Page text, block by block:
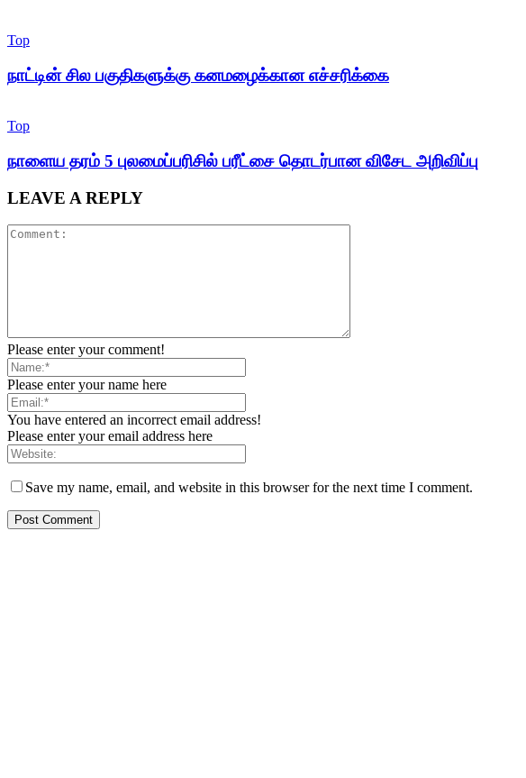
Top
நாட்டின் சில பகுதிகளுக்கு கனமழைக்கான எச்சரிக்கை
Top
நாளைய தரம் 5 புலமைப்பரிசில் பரீட்சை தொடர்பான விசேட அறிவிப்பு
LEAVE A REPLY
Please enter your comment!
Please enter your name here
You have entered an incorrect email address!
Please enter your email address here
Save my name, email, and website in this browser for the next time I comment.